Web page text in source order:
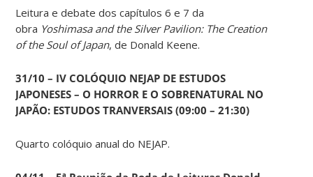
Leitura e debate dos capítulos 6 e 7 da
obra Yoshimasa and the Silver Pavilion: The Creation
of the Soul of Japan, de Donald Keene.
31/10 – IV COLÓQUIO NEJAP DE ESTUDOS
JAPONESES – O HORROR E O SOBRENATURAL NO
JAPÃO: ESTUDOS TRANVERSAIS (09:00 – 21:30)
Quarto colóquio anual do NEJAP.